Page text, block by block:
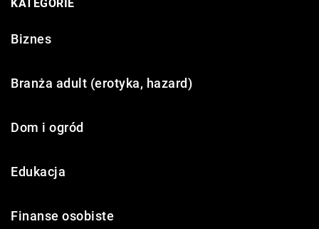
KATEGORIE
Biznes
Branża adult (erotyka, hazard)
Dom i ogród
Edukacja
Finanse osobiste